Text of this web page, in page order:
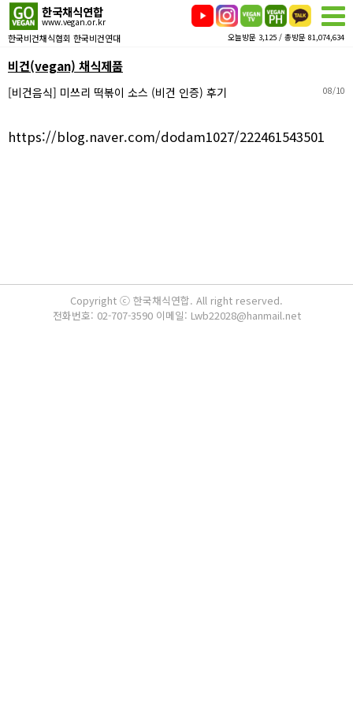
한국채식연합
www.vegan.or.kr
한국비건채식협회 한국비건연대 오늘방문 3,125 / 총방문 81,074,634
비건(vegan) 채식제품
[비건음식] 미쓰리 떡볶이 소스 (비건 인증) 후기 08/10
https://blog.naver.com/dodam1027/222461543501
Copyright ⓒ 한국채식연합. All right reserved.
전화번호: 02-707-3590 이메일: Lwb22028@hanmail.net